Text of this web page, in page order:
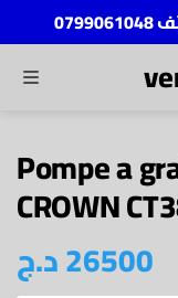
MENU
Pompe a
CROWN
26500د.ج